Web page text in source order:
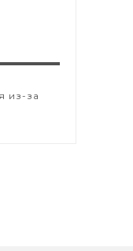
из-за